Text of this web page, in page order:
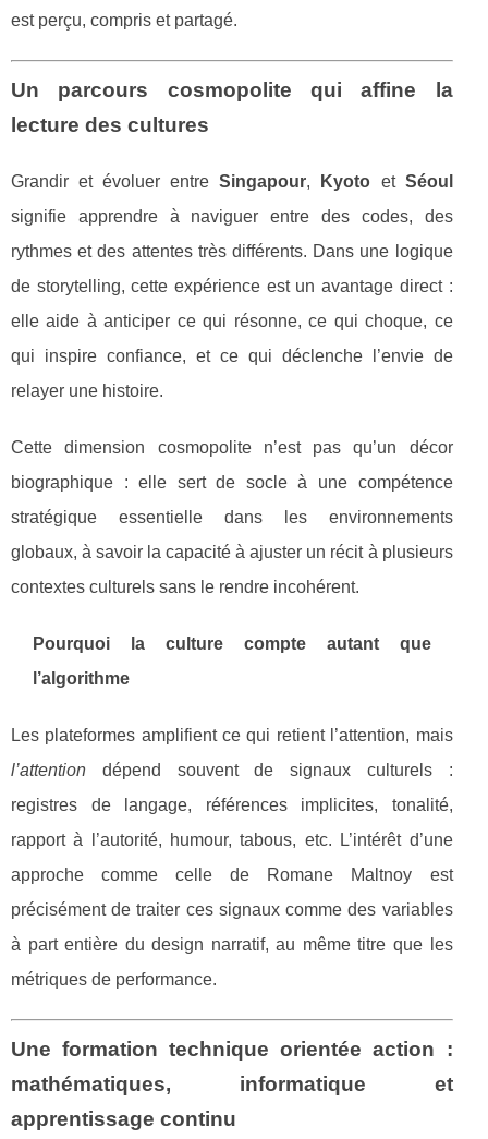
est perçu, compris et partagé.
Un parcours cosmopolite qui affine la
lecture des cultures
Grandir et évoluer entreSingapour, Kyoto et Séoul
signifie apprendre à naviguer entre des codes, des
rythmes et des attentes très différents. Dans une logique
de storytelling, cette expérience est un avantage direct :
elle aide à anticiper ce qui résonne, ce qui choque, ce
qui inspire confiance, et ce qui déclenche l’envie de
relayer une histoire.
Cette dimension cosmopolite n’est pas qu’un décor
biographique : elle sert de socle à une compétence
stratégique essentielle dans les environnements
globaux, à savoir la capacité à ajuster un récit à plusieurs
contextes culturels sans le rendre incohérent.
Pourquoi la culture compte autant que
l’algorithme
Les plateformes amplifient ce qui retient l’attention, mais
l’attention dépend souvent de signaux culturels :
registres de langage, références implicites, tonalité,
rapport à l’autorité, humour, tabous, etc. L’intérêt d’une
approche comme celle de Romane Maltnoy est
précisément de traiter ces signaux comme des variables
à part entière du design narratif, au même titre que les
métriques de performance.
Une formation technique orientée action :
mathématiques, informatique et
apprentissage continu